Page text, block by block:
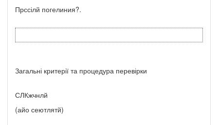
Прссілй погелиния?.
Загальні критерії та процедура перевірки
СЛКжчнлй
(айо сеютлятй)